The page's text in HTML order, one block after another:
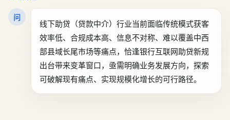
问
线下助贷（贷款中介）行业当前面临传统模式获客
效率低、合规成本高、信息不对称、难以覆盖中西
部县域长尾市场等痛点，恰逢银行互联网助贷新规
出台带来变革窗口，亟需明确业务发展方向，探索
可破解现有痛点、实现规模化增长的可行路径。